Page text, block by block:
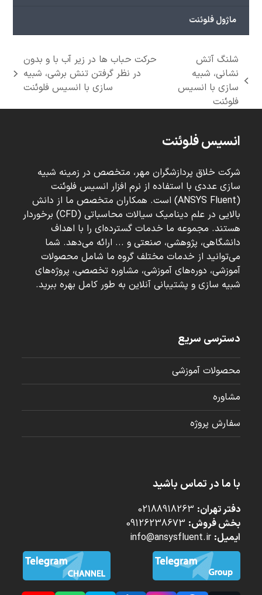
ماژول فلوئنت
previous
post:
شلنگ آتش
نشانی، شبیه
سازی با انسیس
فلوئنت
next
حرکت حباب ها در زیر آب با و بدون
در نظر گرفتن تنش برشی، شبیه
سازی با انسیس فلوئنت
انسیس فلوئنت
شرکت خلاق پردازشگران مهر، متخصص در زمینه شبیه
سازی عددی با استفاده از نرم افزار انسیس فلوئنت
(ANSYS Fluent) است. همکاران متخصص ما از دانش
بالایی در علم دینامیک سیالات محاسباتی (CFD) برخوردار
هستند. مجموعه ما خدمات گسترده‌ای را با اهداف
دانشگاهی، پژوهشی، صنعتی و ... ارائه می‌دهد. شما
می‌توانید از خدمات مختلف گروه ما شامل محصولات
آموزشی، دوره‌های آموزشی، مشاوره تخصصی، پروژه‌های
شبیه سازی و پشتیبانی آنلاین به طور کامل بهره ببرید.
دسترسی سریع
محصولات آموزشی
مشاوره
سفارش پروژه
با ما در تماس باشید
دفتر تهران:
بخش فروش:
ایمیل: info@ansysfluent.ir